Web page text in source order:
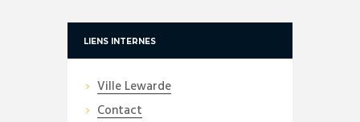
LIENS INTERNES
Ville Lewarde
Contact